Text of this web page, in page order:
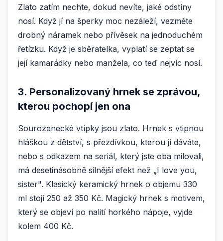
Zlato zatím nechte, dokud nevíte, jaké odstíny
nosí. Když jí na šperky moc nezáleží, vezměte
drobný náramek nebo přívěsek na jednoduchém
řetízku. Když je sběratelka, vyplatí se zeptat se
její kamarádky nebo manžela, co teď nejvíc nosí.
3. Personalizovaný hrnek se zprávou,
kterou pochopí jen ona
Sourozenecké vtípky jsou zlato. Hrnek s vtipnou
hláškou z dětství, s přezdívkou, kterou jí dáváte,
nebo s odkazem na seriál, který jste oba milovali,
má desetinásobně silnější efekt než „I love you,
sister". Klasický keramický hrnek o objemu 330
ml stojí 250 až 350 Kč. Magický hrnek s motivem,
který se objeví po nalití horkého nápoje, vyjde
kolem 400 Kč.